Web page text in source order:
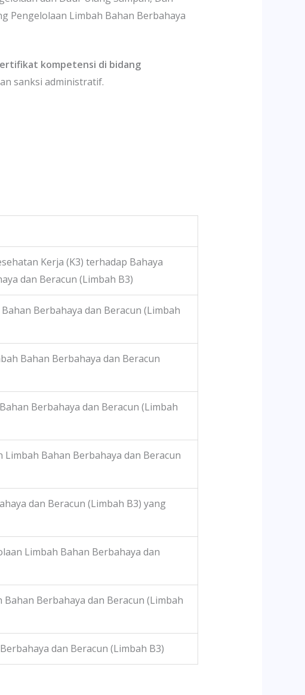
Pengelolaan Limbah Bahan Berbahaya
kompetensi di bidang
sanksi administratif.
Kerja (K3) terhadap Bahaya
dan Beracun (Limbah B3)
Berbahaya dan Beracun (Limbah
Bahan Berbahaya dan Beracun
Berbahaya dan Beracun (Limbah
Bahan Berbahaya dan Beracun
dan Beracun (Limbah B3) yang
Limbah Bahan Berbahaya dan
Berbahaya dan Beracun (Limbah
dan Beracun (Limbah B3)